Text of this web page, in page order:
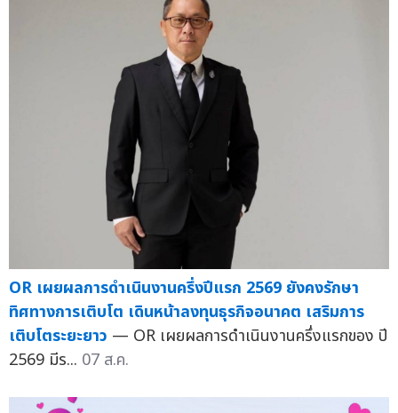
OR เผยผลการดำเนินงานครึ่งปีแรก 2569 ยังคงรักษา
ทิศทางการเติบโต เดินหน้าลงทุนธุรกิจอนาคต เสริมการ
เติบโตระยะยาว — OR เผยผลการดำเนินงานครึ่งแรกของ ปี
2569 มีร... 07 ส.ค.